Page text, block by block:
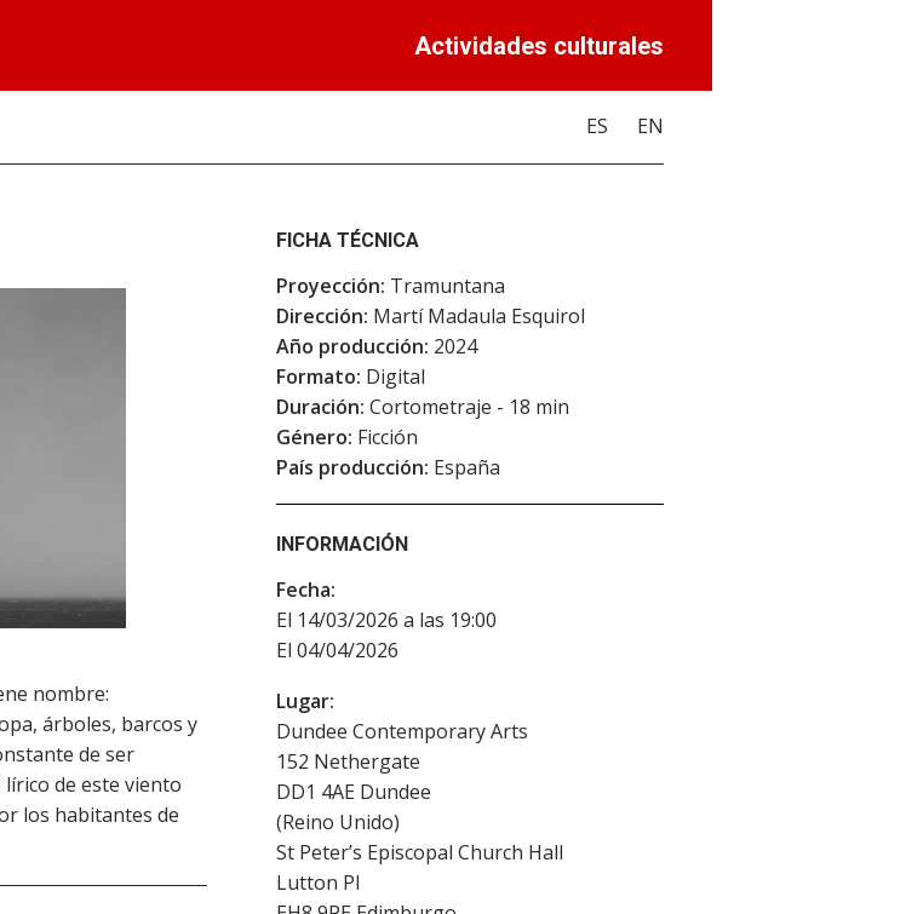
Actividades culturales
ES EN
nombre:
árboles, barcos y
de ser
de este viento
los habitantes de
FICHA TÉCNICA
Proyección: Tramuntana
Dirección: Martí Madaula Esquirol
Año producción: 2024
Formato: Digital
Duración: Cortometraje - 18 min
Género: Ficción
País producción: España
INFORMACIÓN
Fecha:
El 14/03/2026 a las 19:00
El 04/04/2026
Lugar:
Dundee Contemporary Arts
152 Nethergate
DD1 4AE Dundee
(Reino Unido)
St Peter’s Episcopal Church Hall
Lutton Pl